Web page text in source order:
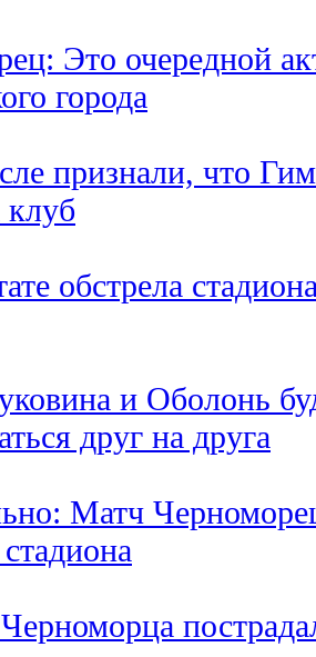
Это очередной
города
признали, что
клуб
обстрела
и Оболонь
друг на друга
Матч